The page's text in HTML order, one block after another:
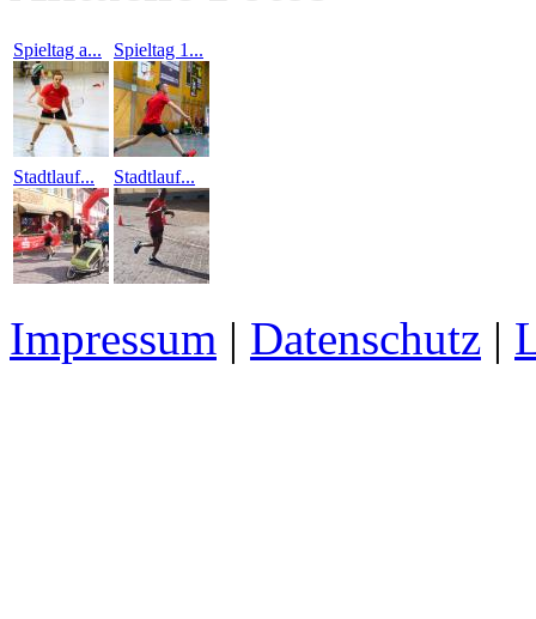
Spieltag a... Spieltag 1...
Stadtlauf... Stadtlauf...
Impressum | Datenschutz |